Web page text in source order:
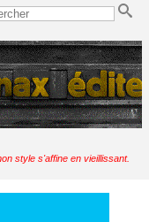
style s'affine en vieillissant.